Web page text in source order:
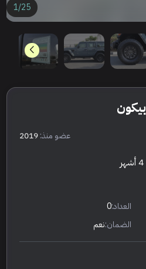
1/25
عضو منذ:2019
العداد:0
الضمان:نعم